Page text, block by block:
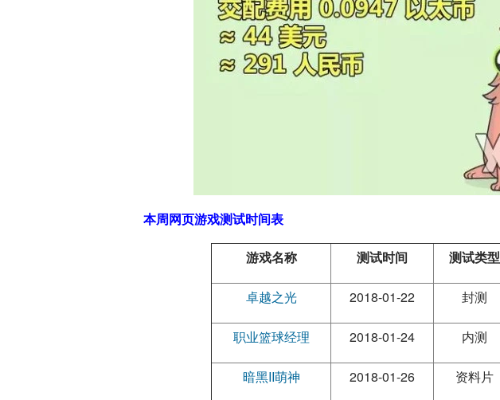
本周网页游戏测试时间表
游戏名称 测试时间 测试类型
卓越之光 2018-01-22 封测
职业篮球经理 2018-01-24 内测
暗黑II萌神 2018-01-26 资料片